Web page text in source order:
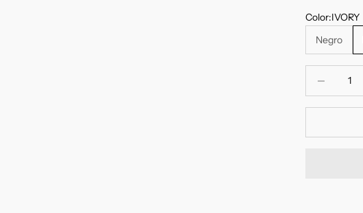
Color:IVORY
Negro